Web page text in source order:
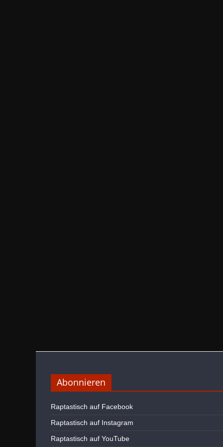
Abonnieren
Raptastisch auf Facebook
Raptastisch auf Instagram
Raptastisch auf YouTube